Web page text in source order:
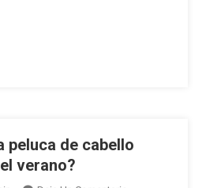
peluca de cabello
verano?